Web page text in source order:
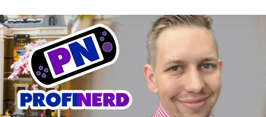
Inhalt
springen